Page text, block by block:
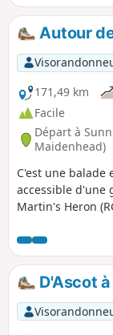
Autour
171,49 km
Facile
Départ à
Maidenhead)
C'est une balade
accessible d'une
Martin's Heron
D'Ascot